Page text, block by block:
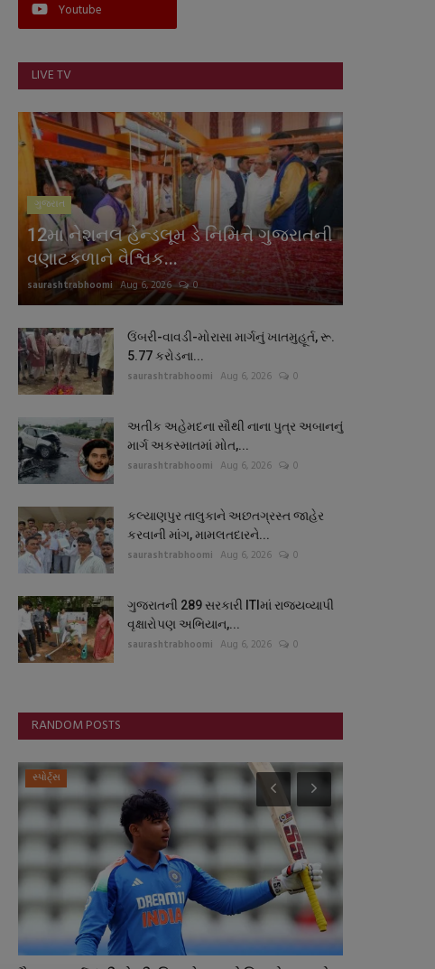
Youtube
LIVE TV
ગુજરાત
12મા નેશનલ હેન્ડલૂમ ડે નિમિત્તે ગુજરાતની
વણાટકળાને વૈશ્વિક...
saurashtrabhoomi Aug 6, 2026 0
ઉંબરી-વાવડી-મોરાસા માર્ગનું ખાતમુહૂર્ત, રૂ.
5.77 કરોડના...
saurashtrabhoomi Aug 6, 2026 0
અતીક અહેમદના સૌથી નાના પુત્ર અબાનનું
માર્ગ અકસ્માતમાં મોત,...
saurashtrabhoomi Aug 6, 2026 0
કલ્યાણપુર તાલુકાને અછતગ્રસ્ત જાહેર
કરવાની માંગ, મામલતદારને...
saurashtrabhoomi Aug 6, 2026 0
ગુજરાતની 289 સરકારી ITIમાં રાજ્યવ્યાપી
વૃક્ષારોપણ અભિયાન,...
saurashtrabhoomi Aug 6, 2026 0
RANDOM POSTS
સ્પોર્ટ્સ